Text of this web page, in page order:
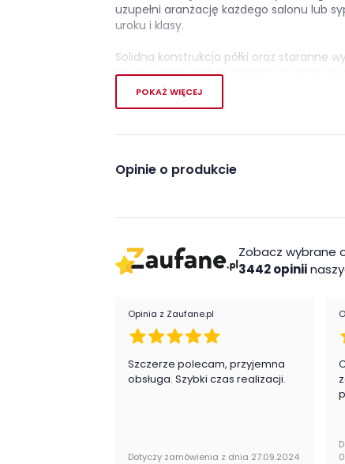
uzupełni aranżację każdego salonu lub
uroku i klasy.
Solidna konstrukcja półki oraz staranne
miejsce do przechowywania, ale również
Wykonana z wysokiej jakości materiałów,
którzy pragną stworzyć w swoim salonie
Cechy charakterystyczne
estetyczne wykonanie
możliwość doboru innych mebli z
Wykonanie
płyta laminowana
obrzeża ABS
Montaż
Półka firmy Jarstol jest oryginalnie
POKAŻ WIĘCEJ
Opinie o produkcie
Zobacz wybrane
3442 opinii
Opinia z Zaufane.pl
Szczerze polecam, przyjemna
obsługa. Szybki czas realizacji.
Dotyczy zamówienia z dnia 27.09.2024